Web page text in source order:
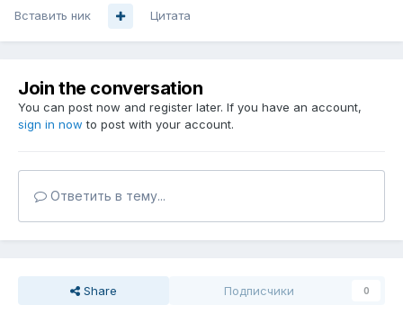
Вставить ник Цитата
Join the conversation
You can post now and register later. If you have an account,
sign in now to post with your account.
Ответить в тему...
Share Подписчики 0